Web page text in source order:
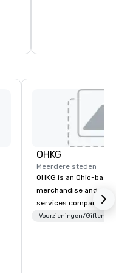
OHKG
Meerdere steden
OHKG is an Ohio-
merchandise and
services company
organizations create
Voorzieningen/Giften